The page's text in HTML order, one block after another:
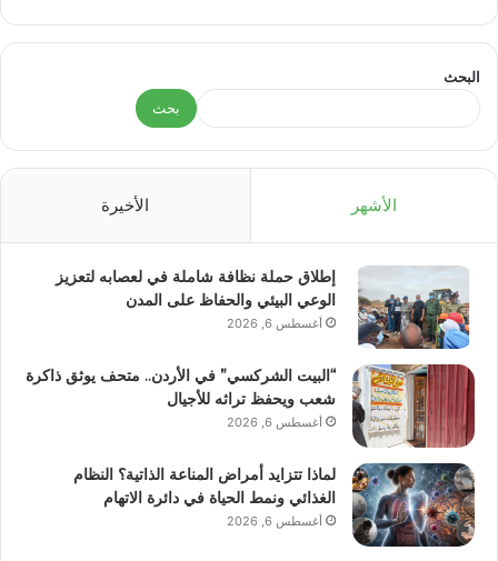
البحث
بحث
الأشهر الأخيرة
إطلاق حملة نظافة شاملة في لعصابه لتعزيز
الوعي البيئي والحفاظ على المدن
أغسطس 6, 2026
“البيت الشركسي” في الأردن.. متحف يوثق ذاكرة
شعب ويحفظ تراثه للأجيال
أغسطس 6, 2026
لماذا تتزايد أمراض المناعة الذاتية؟ النظام
الغذائي ونمط الحياة في دائرة الاتهام
أغسطس 6, 2026